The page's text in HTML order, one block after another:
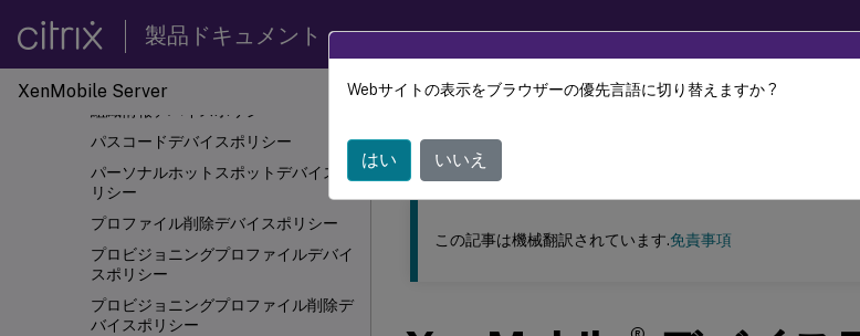
製品ドキュメント
XenMobile Server
管理対象ドメインデバイスポリシー
最大常駐ユーザーデバイスポリシー
MDMオプションデバイスポリシー
パスコードデバイスポリシー
パーソナルホットスポットデバイスポ
リシー
プロファイル削除デバイスポリシー
プロビジョニングプロファイルデバイ
スポリシー
プロビジョニングプロファイル削除デ
バイスポリシー
このコンテンツは動的に機械翻訳されています。
XenMobile
この記事は機械翻訳されています.免責事項
Webサイトの表示をブラウザーの優先言語に切り替えますか ?
はい いいえ